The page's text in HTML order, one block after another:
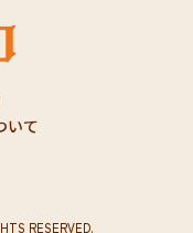
いて
RESERVED.